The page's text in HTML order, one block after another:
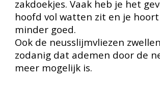
zakdoekjes. Vaak heb je het
hoofd vol watten zit en je
minder goed.
Ook de neusslijmvliezen
zodanig dat ademen door de
meer mogelijk is.